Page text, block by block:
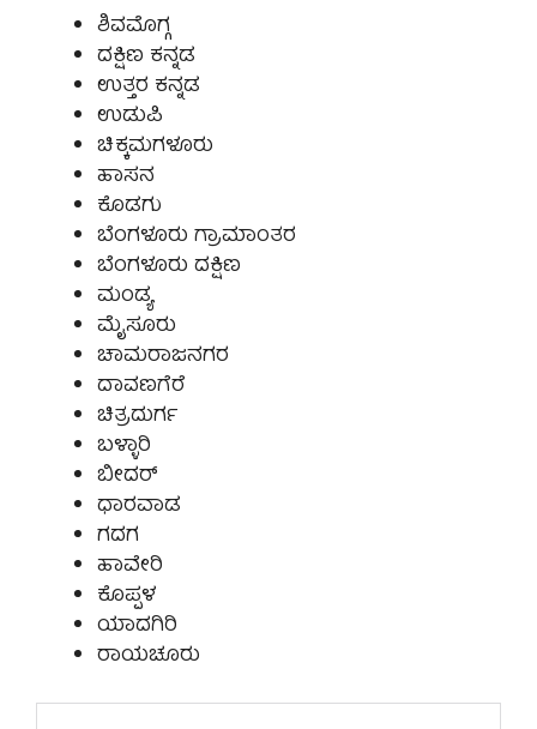
ಶಿವಮೊಗ್ಗ
ದಕ್ಷಿಣ ಕನ್ನಡ
ಉತ್ತರ ಕನ್ನಡ
ಉಡುಪಿ
ಚಿಕ್ಕಮಗಳೂರು
ಹಾಸನ
ಕೊಡಗು
ಬೆಂಗಳೂರು ಗ್ರಾಮಾಂತರ
ಬೆಂಗಳೂರು ದಕ್ಷಿಣ
ಮಂಡ್ಯ
ಮೈಸೂರು
ಚಾಮರಾಜನಗರ
ದಾವಣಗೆರೆ
ಚಿತ್ರದುರ್ಗ
ಬಳ್ಳಾರಿ
ಬೀದರ್
ಧಾರವಾಡ
ಗದಗ
ಹಾವೇರಿ
ಕೊಪ್ಪಳ
ಯಾದಗಿರಿ
ರಾಯಚೂರು